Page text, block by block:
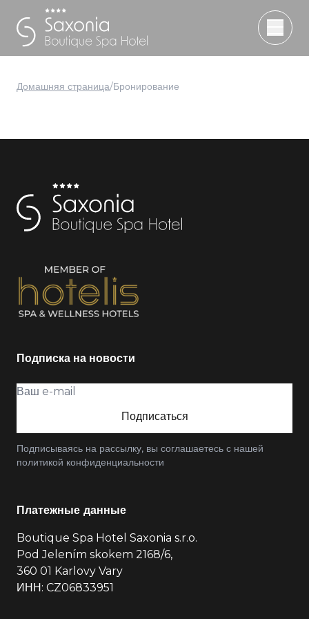
Домашняя страница/Бронирование
Подписка на новости
Подписаться
Подписываясь на рассылку, вы соглашаетесь с нашей
политикой конфиденциальности
Платежные данные
Boutique Spa Hotel Saxonia s.r.o.
Pod Jelením skokem 2168/6,
360 01 Karlovy Vary
ИНН: CZ06833951